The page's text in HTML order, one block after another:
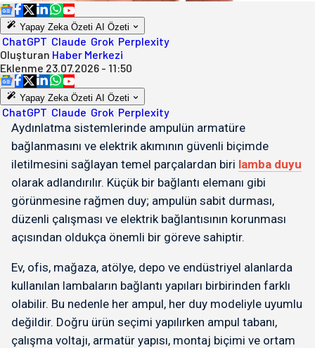
Yapay Zeka Özeti AI Özeti
ChatGPT Claude Grok Perplexity
Oluşturan Haber Merkezi
Eklenme 23.07.2026 - 11:50
Yapay Zeka Özeti AI Özeti
ChatGPT Claude Grok Perplexity
Aydınlatma sistemlerinde ampulün armatüre
bağlanmasını ve elektrik akımının güvenli biçimde
iletilmesini sağlayan temel parçalardan biri lamba duyu
olarak adlandırılır. Küçük bir bağlantı elemanı gibi
görünmesine rağmen duy; ampulün sabit durması,
düzenli çalışması ve elektrik bağlantısının korunması
açısından oldukça önemli bir göreve sahiptir.
Ev, ofis, mağaza, atölye, depo ve endüstriyel alanlarda
kullanılan lambaların bağlantı yapıları birbirinden farklı
olabilir. Bu nedenle her ampul, her duy modeliyle uyumlu
değildir. Doğru ürün seçimi yapılırken ampul tabanı,
çalışma voltajı, armatür yapısı, montaj biçimi ve ortam